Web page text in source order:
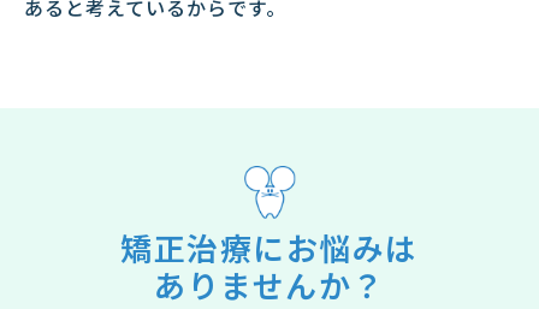
あると考えているからです。
矯正治療にお悩みは
ありませんか？